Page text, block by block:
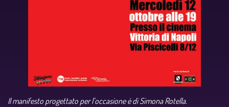
Il manifesto progettato per l’occasione è di Simona Rotella.